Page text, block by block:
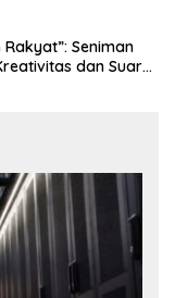
Seniman
dan Suara